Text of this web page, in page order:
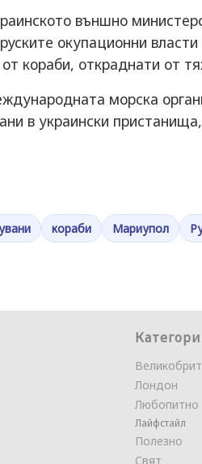
външно
окупационни
кораби, откраднати от
морска
в украински
кораби Мариупол
Лондон
Любопитно
Лайфстайл
Полезно
Свят